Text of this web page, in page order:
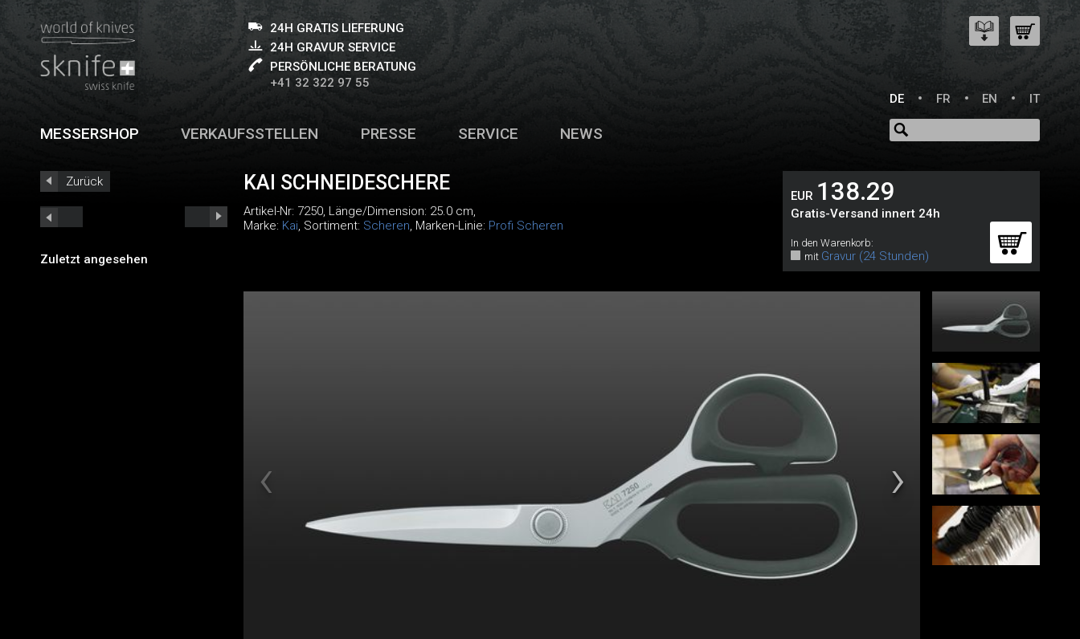
24H GRATIS LIEFERUNG
24H GRAVUR SERVICE
PERSÖNLICHE BERATUNG
+41 32 322 97 55
DE
FR EN IT
MESSERSHOP VERKAUFSSTELLEN PRESSE SERVICE NEWS
Zurück
Zuletzt angesehen
KAI SCHNEIDESCHERE
Artikel-Nr: 7250, Länge/Dimension: 25.0 cm,
Marke: Kai, Sortiment: Scheren, Marken-Linie: Profi Scheren
EUR 138.29
Gratis-Versand innert 24h
In den Warenkorb:
mit Gravur (24 Stunden)